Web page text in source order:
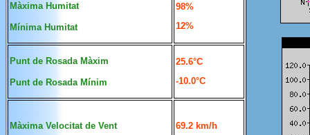
MàximaHumitat
MínimaHumitat
98%
12%
Punt de Rosada Màxim
Punt de Rosada Mínim
25.6°C
-10.0°C
Màxima Velocitat de Vent 69.2 km/h